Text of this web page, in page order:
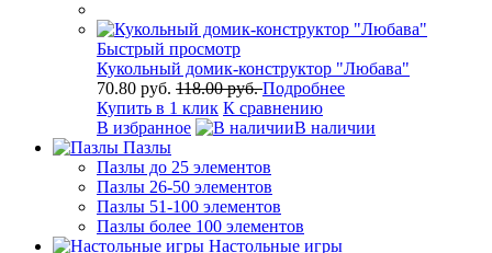
Быстрый просмотр
Кукольный домик-конструктор "Любава"
70.80 руб. 118.00 руб.Подробнее
Купить в 1 клик К сравнению
В избранное
В наличии
Пазлы
Пазлы до 25 элементов
Пазлы 26-50 элементов
Пазлы 51-100 элементов
Пазлы более 100 элементов
Настольные игры